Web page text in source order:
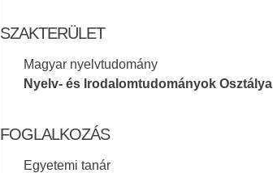
SZAKTERÜLET
Magyar nyelvtudomány
Nyelv- és Irodalomtudományok Osztálya
FOGLALKOZÁS
Egyetemi tanár